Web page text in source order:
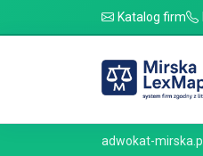
Katalog firm
adwokat-mirska.pl